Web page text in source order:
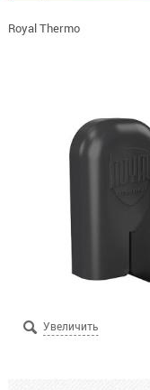
Royal Thermo